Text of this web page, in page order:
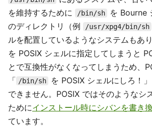
を維持するために
/bin/sh
を Bourne
のディレクトリ（例
/usr/xpg4/bin/sh
ルを配置しているようなシステムもあり
を POSIX シェルに指定してしまうと
とで互換性がなくなってしまうため、
「 /bin/sh
を POSIX シェルにしろ！
できません。POSIX ではそのようなシ
ためにインストール時にシバンを書き
ています。